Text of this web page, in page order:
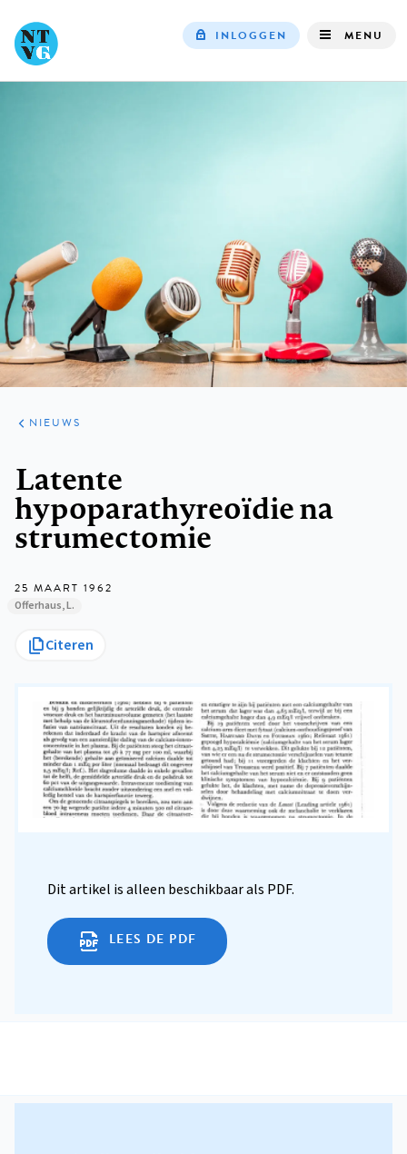
INLOGGEN MENU
ARTIKELEN
HET
KORT
NIEUWS
Latente
hypoparathyreoïdie na
strumectomie
25 MAART 1962
Offerhaus, L.
Citeren
Dit artikel is alleen beschikbaar als PDF.
LEES DE PDF